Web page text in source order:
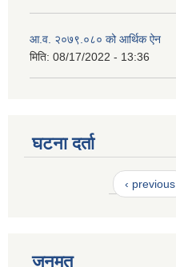
आ.व. २०७९.०८० को आर्थिक ऐन
मिति: 08/17/2022 - 13:36
घटना दर्ता
‹ previous
जनमत